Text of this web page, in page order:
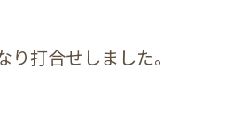
打合せしました。